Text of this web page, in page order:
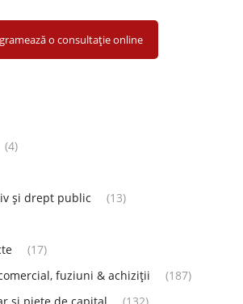
o consultație online
(4)
și drept public
(13)
(17)
fuziuni & achiziții
(187)
și piețe de capital
(132)